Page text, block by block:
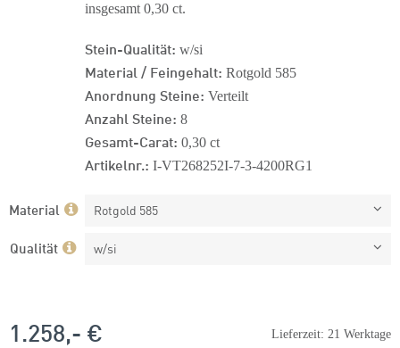
insgesamt 0,30 ct.
Stein-Qualität: w/si
Material / Feingehalt: Rotgold 585
Anordnung Steine: Verteilt
Anzahl Steine: 8
Gesamt-Carat: 0,30 ct
Artikelnr.: I-VT268252I-7-3-4200RG1
Material Rotgold 585
Qualität w/si
Lieferzeit: 21 Werktage
1.258,- €